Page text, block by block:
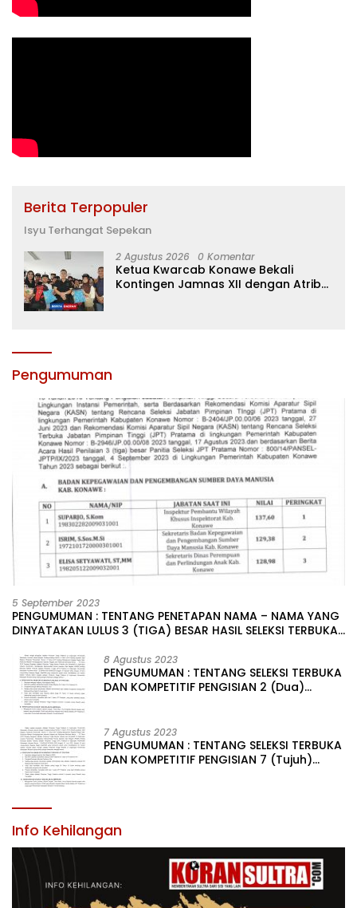
Berita Terpopuler
Isyu Terhangat Sepekan
2 Agustus 2026 0 Komentar
Ketua Kwarcab Konawe Bekali
Kontingen Jamnas XII dengan Atribut
Pengumuman
5 September 2023
PENGUMUMAN : TENTANG PENETAPAN NAMA – NAMA YANG
DINYATAKAN LULUS 3 (TIGA) BESAR HASIL SELEKSI TERBUKA
LINGKUNGAN PEMERINTAH DAERAH KABUPATEN KONAWE
8 Agustus 2023
PENGUMUMAN : TENTANG SELEKSI TERBUKA
DAN KOMPETITIF PENGISIAN 2 (Dua)
KABUPATEN KONAWE
7 Agustus 2023
PENGUMUMAN : TENTANG SELEKSI TERBUKA
DAN KOMPETITIF PENGISIAN 7 (Tujuh)
Info Kehilangan